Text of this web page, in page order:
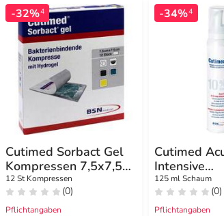
-32%4
Cutimed Sorbact Gel
Kompressen 7,5x7,5
cm
12 St Kompressen
(0)
Pflichtangaben
-34%4
Cutimed
Intensive
Urea
125 ml Schaum
(0)
Pflichtangaben